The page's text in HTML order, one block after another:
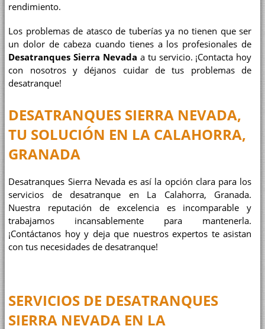
rendimiento.
Los problemas de atasco de tuberías ya no tienen que ser
un dolor de cabeza cuando tienes a los profesionales de
Desatranques Sierra Nevada a tu servicio. ¡Contacta hoy
con nosotros y déjanos cuidar de tus problemas de
desatranque!
DESATRANQUES SIERRA NEVADA,
TU SOLUCIÓN EN LA CALAHORRA,
GRANADA
Desatranques Sierra Nevada es así la opción clara para los
servicios de desatranque en La Calahorra, Granada.
Nuestra reputación de excelencia es incomparable y
trabajamos incansablemente para mantenerla.
¡Contáctanos hoy y deja que nuestros expertos te asistan
con tus necesidades de desatranque!
SERVICIOS DE DESATRANQUES
SIERRA NEVADA EN LA